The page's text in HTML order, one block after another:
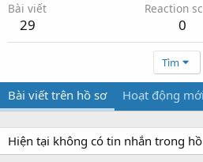
Bài viết
29
Reaction
0
Tìm
Bài viết trên hồ sơ Hoạt động
Hiện tại không có tin nhắn trong